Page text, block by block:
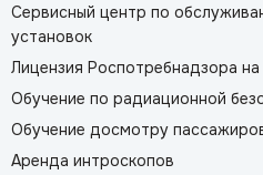
Сервисный центр по
установок
Лицензия Роспотребнадзора
Обучение по радиационной
Обучение досмотру
Аренда интроскопов